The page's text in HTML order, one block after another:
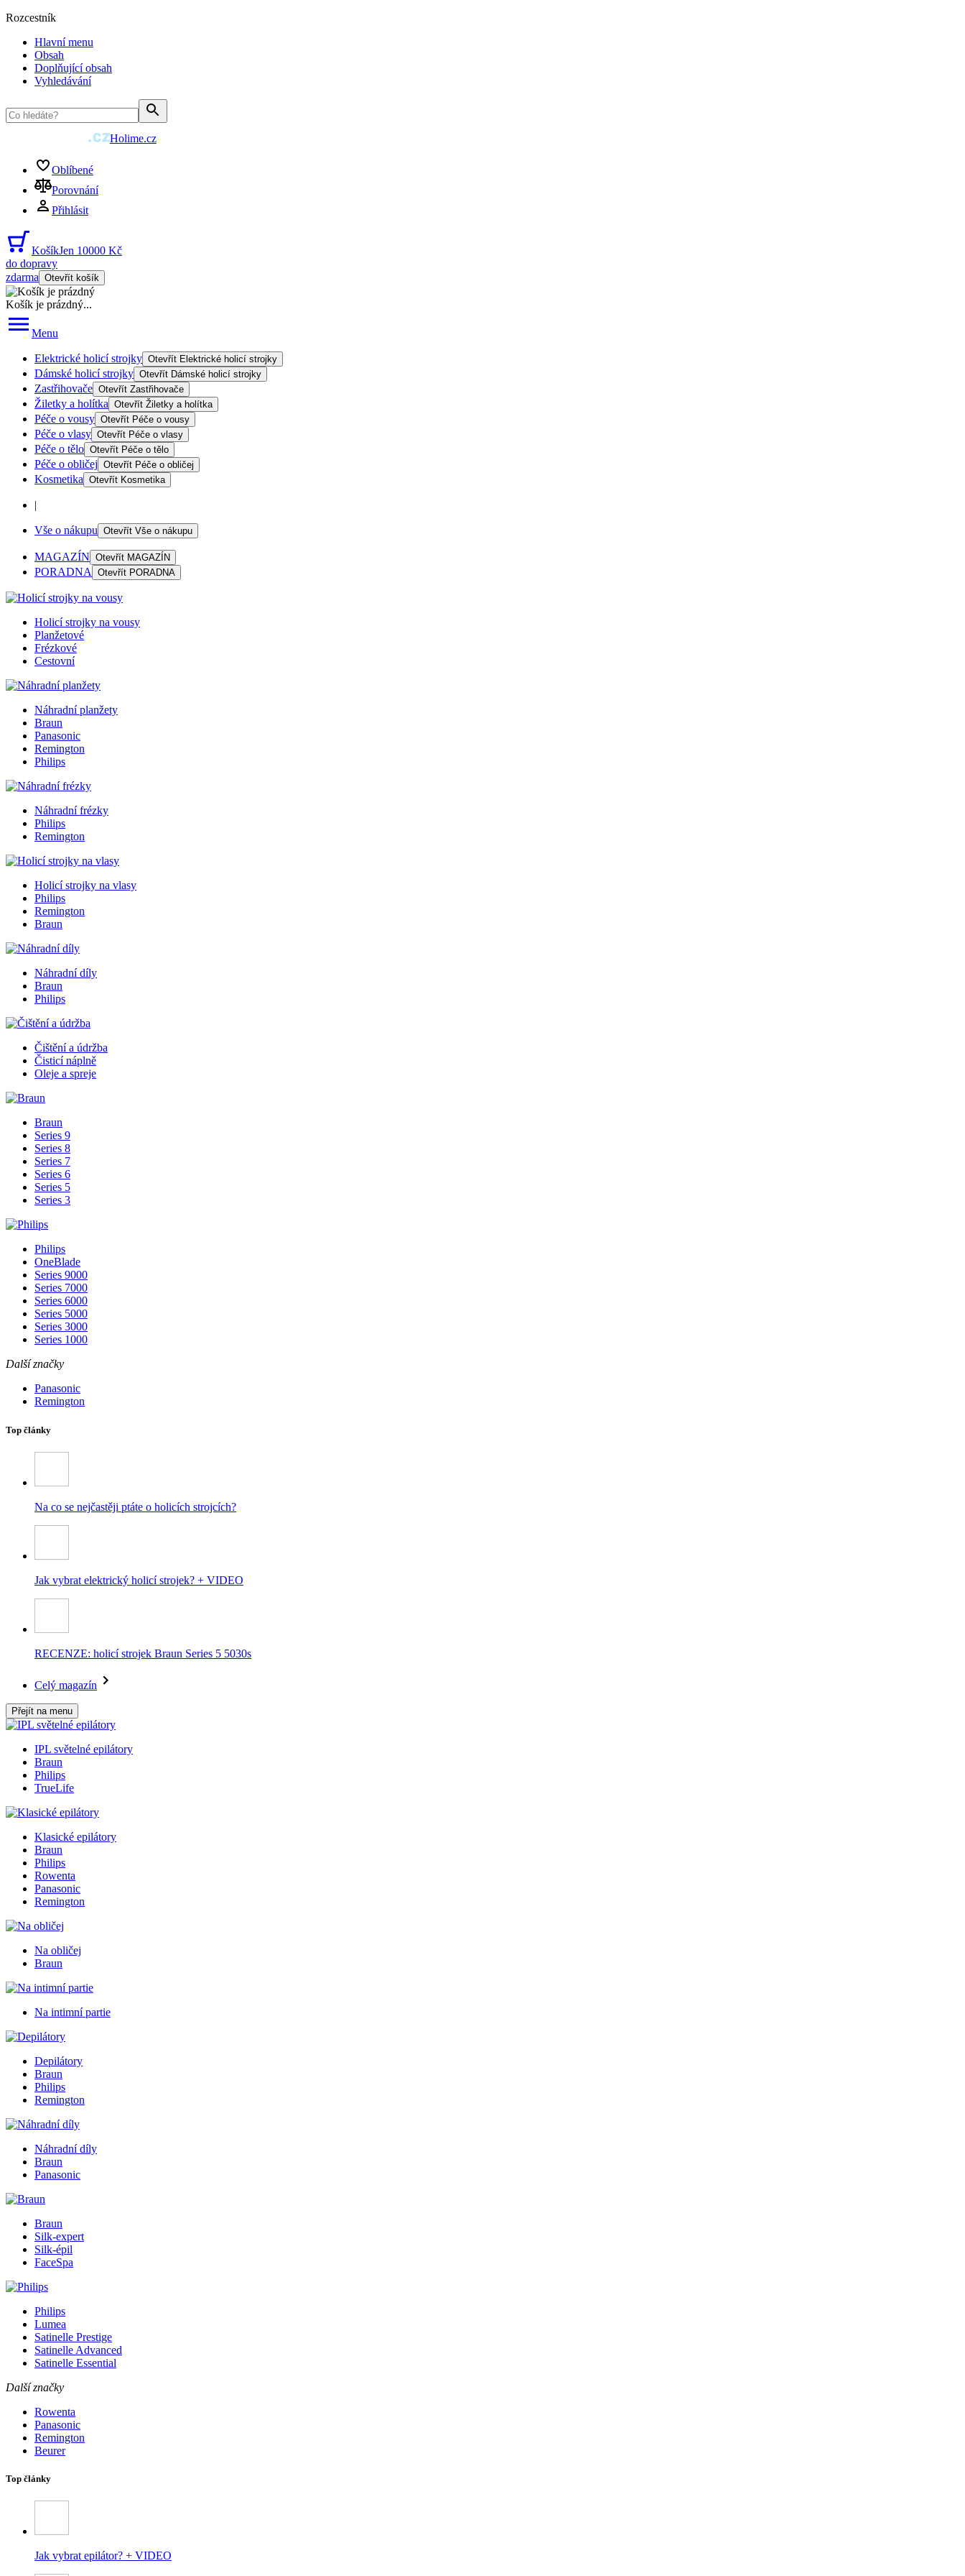
Rozcestník
Hlavní menu
Obsah
Doplňující obsah
Vyhledávání
Holime.cz
Oblíbené
Porovnání
Přihlásit
KošíkJen 10000 Kč
do dopravy
zdarma Otevřít košík
Košík je prázdný...
Menu
Elektrické holicí strojky Otevřít Elektrické holicí strojky
Dámské holicí strojky Otevřít Dámské holicí strojky
Zastřihovače Otevřít Zastřihovače
Žiletky a holítka Otevřít Žiletky a holítka
Péče o vousy Otevřít Péče o vousy
Péče o vlasy Otevřít Péče o vlasy
Péče o tělo Otevřít Péče o tělo
Péče o obličej Otevřít Péče o obličej
Kosmetika Otevřít Kosmetika
|
Vše o nákupu Otevřít Vše o nákupu
MAGAZÍN Otevřít MAGAZÍN
PORADNA Otevřít PORADNA
Holicí strojky na vousy
Planžetové
Frézkové
Cestovní
Náhradní planžety
Braun
Panasonic
Remington
Philips
Náhradní frézky
Philips
Remington
Holicí strojky na vlasy
Philips
Remington
Braun
Náhradní díly
Braun
Philips
Čištění a údržba
Čisticí náplně
Oleje a spreje
Braun
Series 9
Series 8
Series 7
Series 6
Series 5
Series 3
Philips
OneBlade
Series 9000
Series 7000
Series 6000
Series 5000
Series 3000
Series 1000
Další značky
Panasonic
Remington
Top články
Na co se nejčastěji ptáte o holicích strojcích?
Jak vybrat elektrický holicí strojek? + VIDEO
RECENZE: holicí strojek Braun Series 5 5030s
Celý magazín
Přejít na menu
IPL světelné epilátory
Braun
Philips
TrueLife
Klasické epilátory
Braun
Philips
Rowenta
Panasonic
Remington
Na obličej
Braun
Na intimní partie
Depilátory
Braun
Philips
Remington
Náhradní díly
Braun
Panasonic
Braun
Silk-expert
Silk-épil
FaceSpa
Philips
Lumea
Satinelle Prestige
Satinelle Advanced
Satinelle Essential
Další značky
Rowenta
Panasonic
Remington
Beurer
Top články
Jak vybrat epilátor? + VIDEO